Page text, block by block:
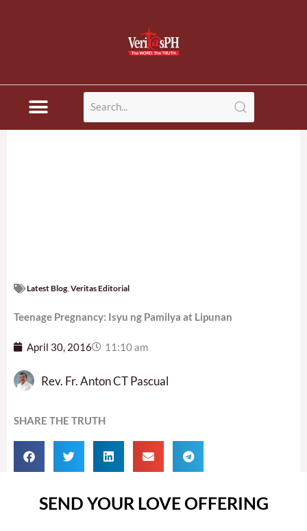
Latest Blog Veritas Editorial
Teenage Pregnancy: Isyu ng Pamilya at Lipunan
April 30, 2016 11:10 am
Rev. Fr. Anton CT Pascual
SHARE THE TRUTH
SEND YOUR LOVE OFFERING